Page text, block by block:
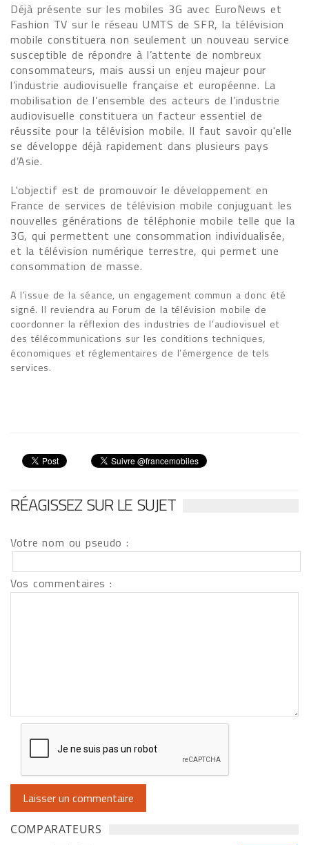
Déjà présente sur les mobiles 3G avec EuroNews et
Fashion TV sur le réseau UMTS de SFR, la télévision
mobile constituera non seulement un nouveau service
susceptible de répondre à l’attente de nombreux
consommateurs, mais aussi un enjeu majeur pour
l’industrie audiovisuelle française et européenne. La
mobilisation de l’ensemble des acteurs de l’industrie
audiovisuelle constituera un facteur essentiel de
réussite pour la télévision mobile. Il faut savoir qu'elle
se développe déjà rapidement dans plusieurs pays
d’Asie.
L'objectif est de promouvoir le développement en
France de services de télévision mobile conjuguant les
nouvelles générations de téléphonie mobile telle que la
3G, qui permettent une consommation individualisée,
et la télévision numérique terrestre, qui permet une
consommation de masse.
A l’issue de la séance, un engagement commun a donc été
signé. Il reviendra au Forum de la télévision mobile de
coordonner la réflexion des industries de l’audiovisuel et
des télécommunications sur les conditions techniques,
économiques et réglementaires de l’émergence de tels
services.
RÉAGISSEZ SUR LE SUJET
Votre nom ou pseudo :
Vos commentaires :
COMPARATEURS